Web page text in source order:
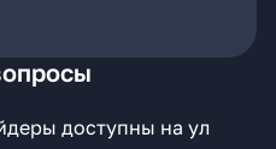
доступны на ул